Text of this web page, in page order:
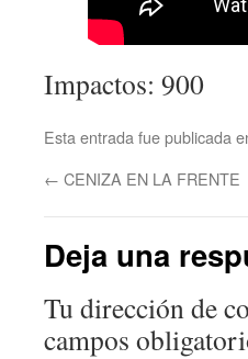
Impactos: 900
Esta entrada fue publicada
← CENIZA EN LA FRENTE
Deja una
Tu dirección de
campos